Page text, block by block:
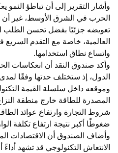
وأشار التقرير إلى أن تباطؤ
الحرب في الشرق الأوسط، غير أن
تعويضه جزئيًا بفضل تحسن الطلب
العالمية، خاصة مع التقدم السريع
واتساع نطاق استخدامها.
وأكد صندوق النقد أن انعكاسات
الدول، إذ ستختلف حدتها وفقًا
وموقعه داخل سلسلة القيمة
المصدرة للطاقة خارج منطقة
شروط التجارة وارتفاع عوائد
ضغوطًا أكبر نتيجة ارتفاع تكلفة
وأضاف الصندوق أن الاقتصادات
الانتعاش التكنولوجي قد تشهد